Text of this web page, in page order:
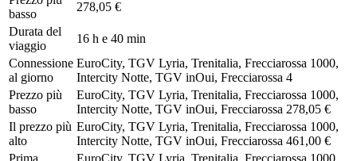
basso
278,05 €
Durata del
viaggio
16 h e 40 min
Connessione
al giorno
EuroCity, TGV Lyria, Trenitalia, Frecciarossa 1000,
Intercity Notte, TGV inOui, Frecciarossa 4
Prezzo più
basso
EuroCity, TGV Lyria, Trenitalia, Frecciarossa 1000,
Intercity Notte, TGV inOui, Frecciarossa 278,05 €
Il prezzo più
alto
EuroCity, TGV Lyria, Trenitalia, Frecciarossa 1000,
Intercity Notte, TGV inOui, Frecciarossa 461,00 €
Prima
EuroCity, TGV Lyria, Trenitalia, Frecciarossa 1000,